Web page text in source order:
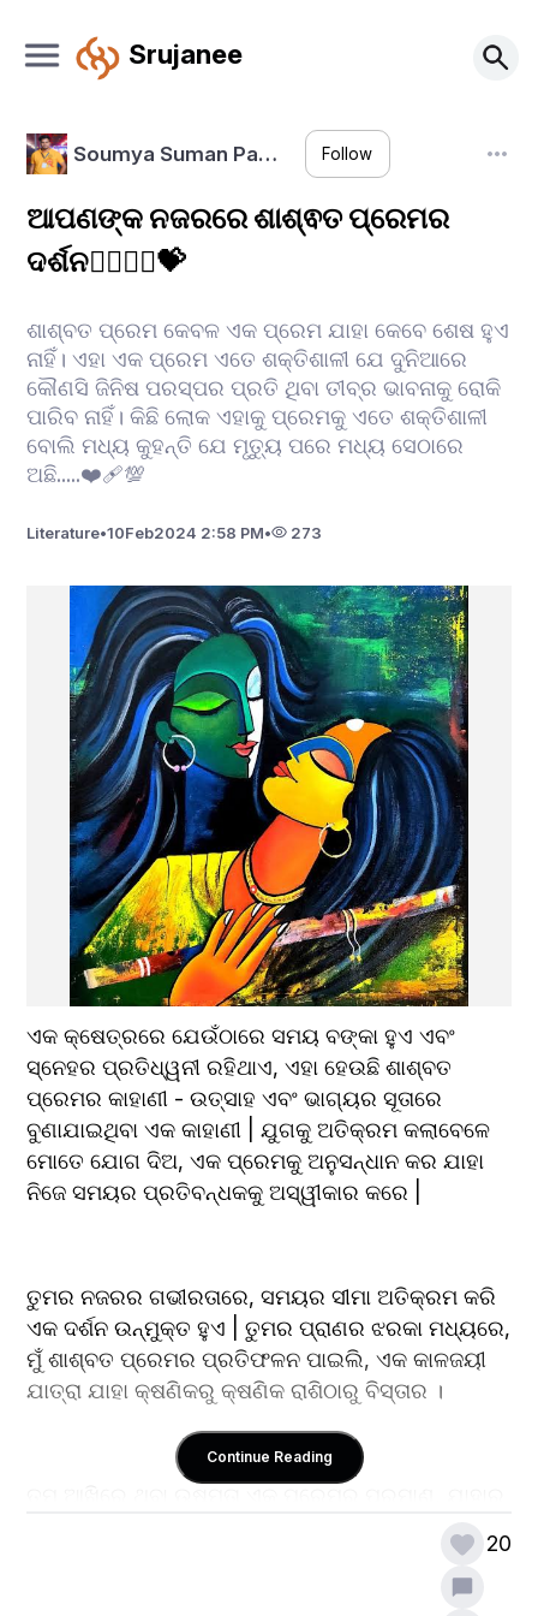
Srujanee
Soumya Suman Pa… Follow
ଆପଣଙ୍କ ନଜରରେ ଶାଶ୍ଵତ ପ୍ରେମର
ଦର୍ଶନ👩‍❤️‍💋‍👨💝
ଶାଶ୍ବତ ପ୍ରେମ କେବଳ ଏକ ପ୍ରେମ ଯାହା କେବେ ଶେଷ ହୁଏ
ନାହିଁ। ଏହା ଏକ ପ୍ରେମ ଏତେ ଶକ୍ତିଶାଳୀ ଯେ ଦୁନିଆରେ
କୌଣସି ଜିନିଷ ପରସ୍ପର ପ୍ରତି ଥିବା ତୀବ୍ର ଭାବନାକୁ ରୋକି
ପାରିବ ନାହିଁ। କିଛି ଲୋକ ଏହାକୁ ପ୍ରେମକୁ ଏତେ ଶକ୍ତିଶାଳୀ
ବୋଲି ମଧ୍ୟ କୁହନ୍ତି ଯେ ମୃତ୍ୟୁ ପରେ ମଧ୍ୟ ସେଠାରେ
ଅଛି.....❤️‍🩹💯
Literature•10Feb2024 2:58 PM• 273
ଏକ କ୍ଷେତ୍ରରେ ଯେଉଁଠାରେ ସମୟ ବଙ୍କା ହୁଏ ଏବଂ
ସ୍ନେହର ପ୍ରତିଧ୍ୱନୀ ରହିଥାଏ, ଏହା ହେଉଛି ଶାଶ୍ବତ
ପ୍ରେମର କାହାଣୀ - ଉତ୍ସାହ ଏବଂ ଭାଗ୍ୟର ସୂତାରେ
ବୁଣାଯାଇଥିବା ଏକ କାହାଣୀ | ଯୁଗକୁ ଅତିକ୍ରମ କଲାବେଳେ
ମୋତେ ଯୋଗ ଦିଅ, ଏକ ପ୍ରେମକୁ ଅନୁସନ୍ଧାନ କର ଯାହା
ନିଜେ ସମୟର ପ୍ରତିବନ୍ଧକକୁ ଅସ୍ୱୀକାର କରେ |
ତୁମର ନଜରର ଗଭୀରତାରେ, ସମୟର ସୀମା ଅତିକ୍ରମ କରି
ଏକ ଦର୍ଶନ ଉନ୍ମୁକ୍ତ ହୁଏ | ତୁମର ପ୍ରାଣର ଝରକା ମଧ୍ୟରେ,
ମୁଁ ଶାଶ୍ବତ ପ୍ରେମର ପ୍ରତିଫଳନ ପାଇଲି, ଏକ କାଳଜୟୀ
ଯାତ୍ରା ଯାହା କ୍ଷଣିକରୁ କ୍ଷଣିକ ରାଶିଠାରୁ ବିସ୍ତାର ।
ଉତ୍ସାହ ସହିତ ଝଲସି ଉଠେ, ଅଂଶୀଦାର ହସ ଏବଂ କୋମଳ
Continue Reading
20